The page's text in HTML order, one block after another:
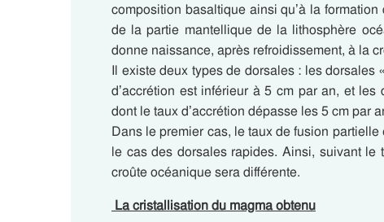
composition basaltique ainsi qu’à la
de la partie mantellique de la lithosphère
donne naissance, après refroidissement, à la
Il existe deux types de dorsales : les dorsales
d’accrétion est inférieur à 5 cm par an, et
dont le taux d’accrétion dépasse les 5 cm par
Dans le premier cas, le taux de fusion
le cas des dorsales rapides. Ainsi, suivant
croûte océanique sera différente.
La cristallisation du magma obtenu